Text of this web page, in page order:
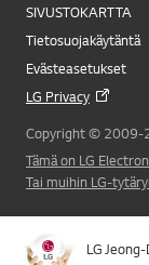
SIVUSTOKARTTA
Tietosuojakäytäntä
Evästeasetukset
LG Privacy
Copyright © 2009-
Tämä on LG
Tai muihin LG-
LG
Online Chat